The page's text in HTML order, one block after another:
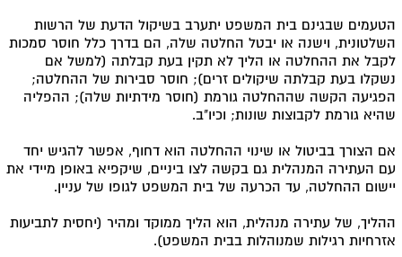
הטעמים שבגינם בית המשפט יתערב בשיקול הדעת של הרשות
השלטונית, וישנה או יבטל החלטה שלה, הם בדרך כלל חוסר סמכות
לקבל את ההחלטה או הליך לא תקין בעת קבלתה (למשל אם
נשקלו בעת קבלתה שיקולים זרים); חוסר סבירות של ההחלטה;
הפגיעה הקשה שההחלטה גורמת (חוסר מידתיות שלה); ההפליה
שהיא גורמת לקבוצות שונות; וכיו"ב.
אם הצורך בביטול או שינוי ההחלטה הוא דחוף, אפשר להגיש יחד
עם העתירה המנהלית גם בקשה לצו ביניים, שיקפיא באופן מיידי את
יישום ההחלטה, עד הכרעה של בית המשפט לגופו של עניין.
ההליך, של עתירה מנהלית, הוא הליך ממוקד ומהיר (יחסית לתביעות
אזרחיות רגילות שמנוהלות בבית המשפט).